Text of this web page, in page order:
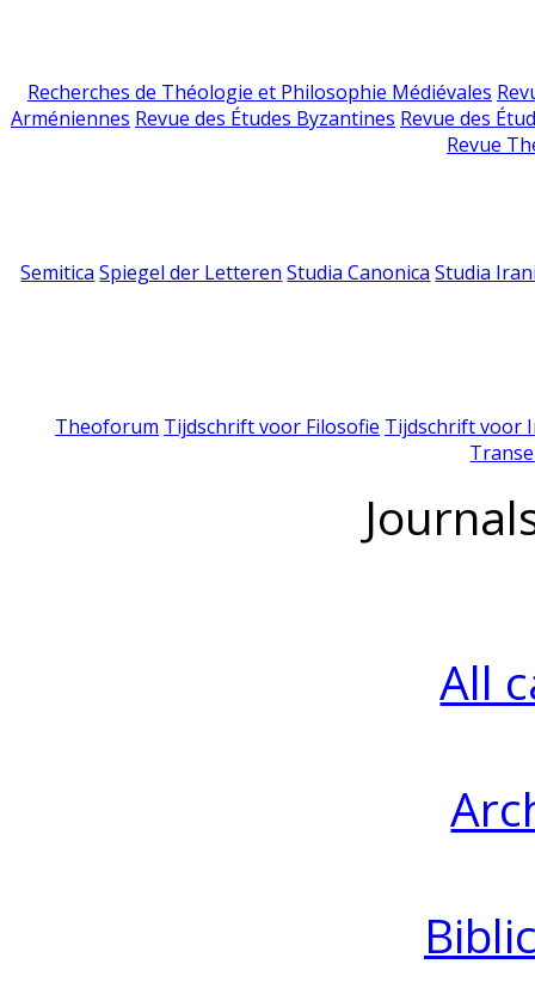
Recherches de Théologie et Philosophie Médiévales
Arméniennes Revue des Études Byzantines Revue des
Revue
Semitica Spiegel der Letteren Studia Canonica Studia
Theoforum Tijdschrift voor Filosofie Tijdschrift voor
All